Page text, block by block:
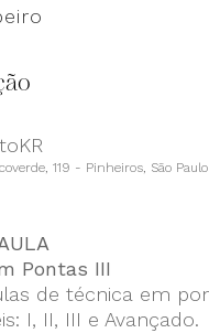
119 - Pinheiros, São
Pontas III
de técnica em
I, II, III e Avançado.